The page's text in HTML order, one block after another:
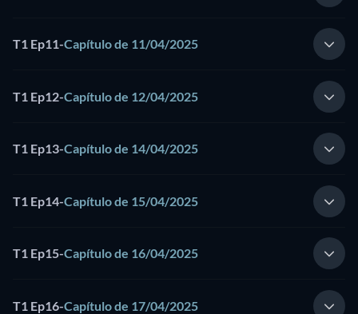
T1 Ep11-Capítulo de 11/04/2025
T1 Ep12-Capítulo de 12/04/2025
T1 Ep13-Capítulo de 14/04/2025
T1 Ep14-Capítulo de 15/04/2025
T1 Ep15-Capítulo de 16/04/2025
T1 Ep16-Capítulo de 17/04/2025